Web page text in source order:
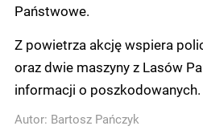
Państwowe.
Z powietrza akcję wspiera
oraz dwie maszyny z Lasów
informacji o poszkodowanych.
Autor: Bartosz Pańczyk